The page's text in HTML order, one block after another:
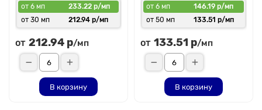
от 6 мп
233.22 р/мп
от 30 мп
212.94 р/мп
от 212.94 р/мп
В корзину
от 6 мп
146.19 р/мп
от 50 мп
133.51 р/мп
от 133.51 р/мп
В корзину